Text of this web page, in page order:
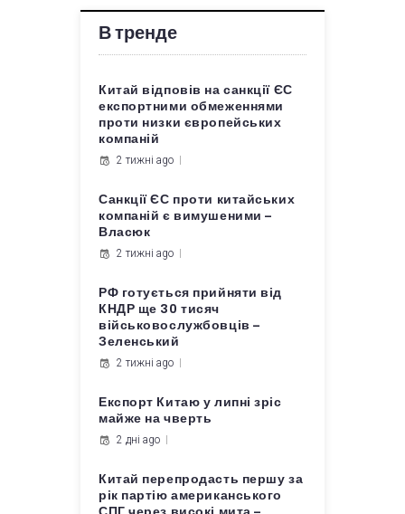
В тренде
Китай відповів на санкції ЄС
експортними обмеженнями
проти низки європейських
компаній
2 тижні ago
Санкції ЄС проти китайських
компаній є вимушеними –
Власюк
2 тижні ago
РФ готується прийняти від
КНДР ще 30 тисяч
військовослужбовців –
Зеленський
2 тижні ago
Експорт Китаю у липні зріс
майже на чверть
2 дні ago
Китай перепродасть першу за
рік партію американського